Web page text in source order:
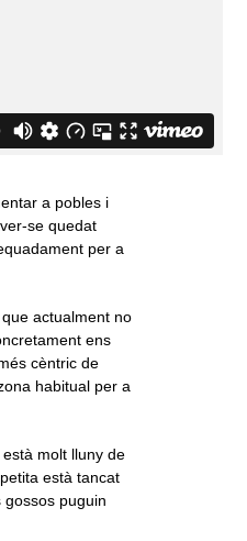
a pobles i
se quedat
per a
actualment no
ens
cèntric de
habitual per a
molt lluny de
està tancat
gossos puguin